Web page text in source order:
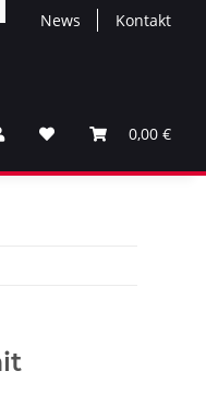
News Kontakt
0,00 €